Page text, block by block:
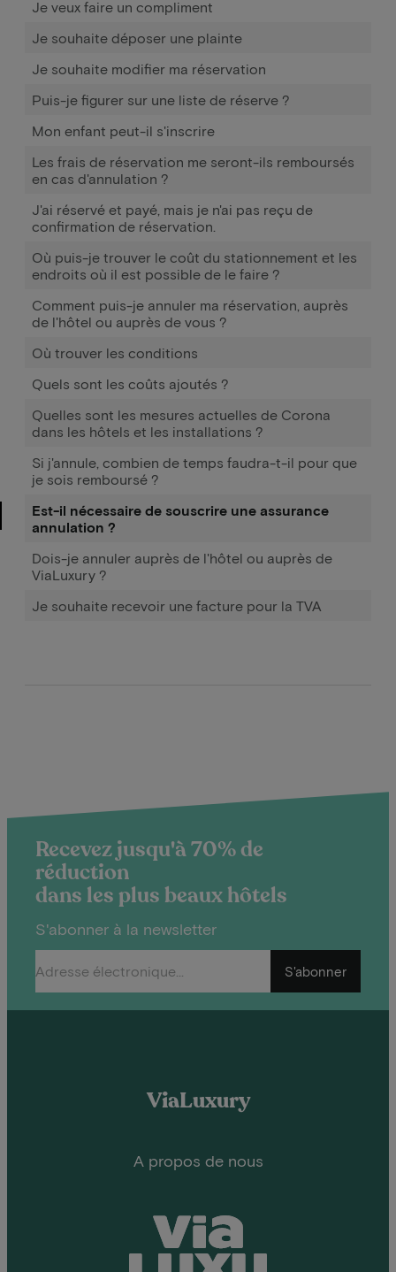
Je veux faire un compliment
Je souhaite déposer une plainte
Je souhaite modifier ma réservation
Puis-je figurer sur une liste de réserve ?
Mon enfant peut-il s'inscrire
Les frais de réservation me seront-ils remboursés
en cas d'annulation ?
J'ai réservé et payé, mais je n'ai pas reçu de
confirmation de réservation.
Où puis-je trouver le coût du stationnement et les
endroits où il est possible de le faire ?
Comment puis-je annuler ma réservation, auprès
de l'hôtel ou auprès de vous ?
Où trouver les conditions
Quels sont les coûts ajoutés ?
Quelles sont les mesures actuelles de Corona
dans les hôtels et les installations ?
Si j'annule, combien de temps faudra-t-il pour que
je sois remboursé ?
Est-il nécessaire de souscrire une assurance
annulation ?
Dois-je annuler auprès de l'hôtel ou auprès de
ViaLuxury ?
Je souhaite recevoir une facture pour la TVA
Recevez jusqu'à 70% de
réduction
dans les plus beaux hôtels
S'abonner à la newsletter
S'abonner
ViaLuxury
A propos de nous